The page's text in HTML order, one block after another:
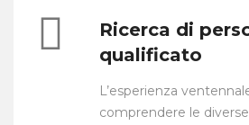
Ricerca di
qualificato
L’esperienza
comprendere le